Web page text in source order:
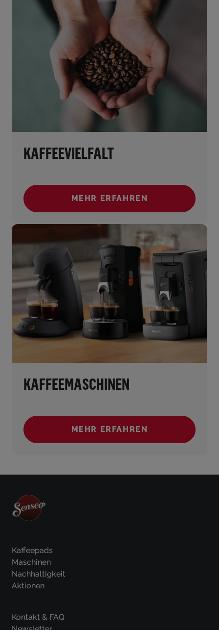
KAFFEEVIELFALT
MEHR ERFAHREN
(KAFFEEVIELFALT)
KAFFEEMASCHINEN
MEHR ERFAHREN
(KAFFEEMASCHINEN)
Kaffeepads
Maschinen
Nachhaltigkeit
Aktionen
Kontakt & FAQ